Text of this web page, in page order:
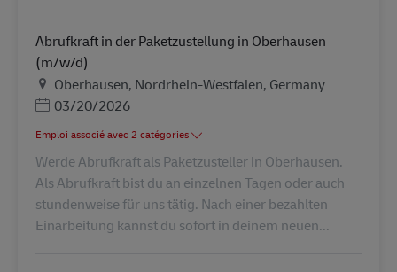
Abrufkraft in der Paketzustellung in Oberhausen
(m/w/d)
LieuOberhausen, Nordrhein-Westfalen, Germany
Posted Date
03/20/2026
Emploi associé avec 2 catégories
Werde Abrufkraft als Paketzusteller in Oberhausen.
Als Abrufkraft bist du an einzelnen Tagen oder auch
stundenweise für uns tätig. Nach einer bezahlten
Einarbeitung kannst du sofort in deinem neuen...